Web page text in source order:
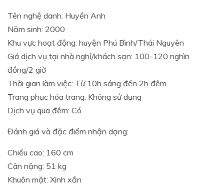
Tên nghệ danh: Huyền Anh
Năm sinh: 2000
Khu vực hoạt động: huyện Phú Bình/Thái Nguyên
Giá dịch vụ tại nhà nghỉ/khách sạn: 100-120 nghìn
đồng/2 giờ
Thời gian làm việc: Từ 10h sáng đến 2h đêm
Trang phục hóa trang: Không sử dụng
Dịch vụ qua đêm: Có
Đánh giá và đặc điểm nhận dạng:
Chiều cao: 160 cm
Cân nặng: 51 kg
Khuôn mặt: Xinh xắn